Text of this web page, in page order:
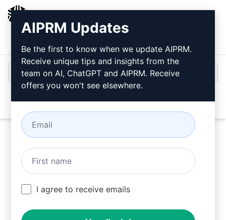
Giriş
BuChatGPT İstemini
Şimdi
Deneyin
AIPRM Updates
Be the first to know when we update AIPRM.
Receive unique tips and insights from the
team on AI, ChatGPT and AIPRM. Receive
offers you won't see elsewhere.
I agree to receive emails